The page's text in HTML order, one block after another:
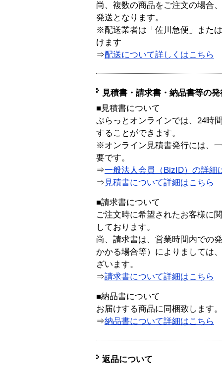
尚、複数の商品をご注文の場合
発送となります。
※配送業者は「佐川急便」また
けます
⇒配送について詳しくはこちら
見積書・請求書・納品書等の
■見積書について
ぷらっとオンラインでは、24時
することができます。
※オンライン見積書発行には、
要です。
⇒一般法人会員（BizID）の詳細
⇒ 見積書について詳細はこちら
■請求書について
ご注文時に希望されたお客様に
しております。
尚、請求書は、営業時間内での
かかる場合等）によりましては
ざいます。
⇒請求書について詳細はこちら
■納品書について
お届けする商品に同梱致します。
⇒納品書について詳細はこちら
返品について